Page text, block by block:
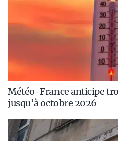
Météo-France anticipe
jusqu’à octobre 2026